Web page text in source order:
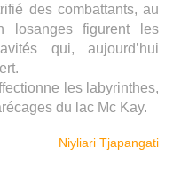
des combattants, au
losanges figurent les
qui, aujourd’hui
les labyrinthes,
du lac Mc Kay.